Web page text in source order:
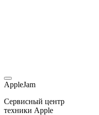
AppleJam
Сервисный центр
техники Apple